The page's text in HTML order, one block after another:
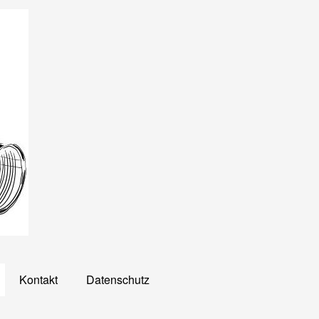
Kontakt Datenschutz